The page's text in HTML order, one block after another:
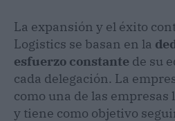
La expansión y el éxito
Logistics se basan en la
esfuerzo constante de su
cada delegación. La
como una de las
y tiene como objetivo